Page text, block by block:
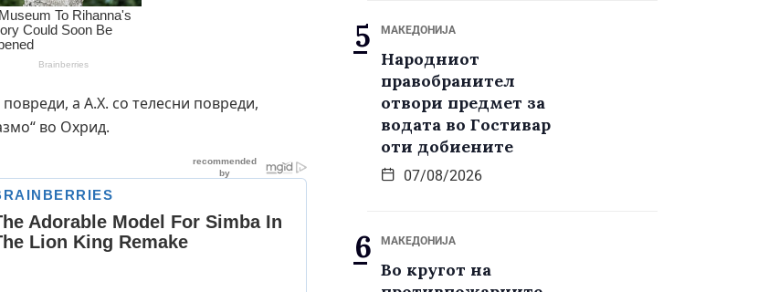
а А.Х. со телесни повреди,
во Охрид.
МАКЕДОНИЈА
Народниот
правобранител
отвори предмет за
водата во Гостивар
оти добиените
07/08/2026
МАКЕДОНИЈА
Во кругот на